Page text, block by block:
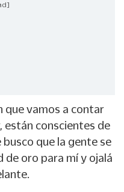
que vamos a contar
están conscientes de
que la gente se
de oro para mí y ojalá